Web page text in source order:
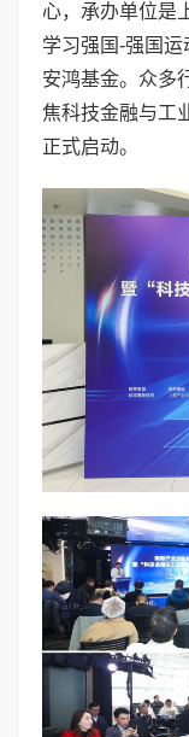
心，承办单位是
学习强国-强国
安鸿基金。众多
焦科技金融与工
正式启动。